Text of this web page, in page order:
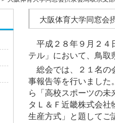
大阪体育大学同窓会
平成２８年９月２４
テル」において、鳥取
総会では、２１名の
事報告等を行いました
ら「高校スポーツの
タＬ＆Ｆ近畿株式会
生産方式」と題してご